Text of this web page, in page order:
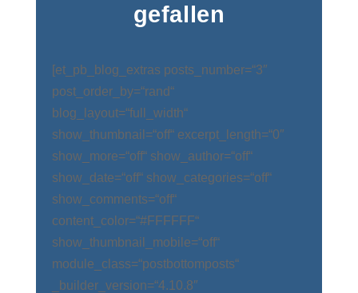
gefallen
[et_pb_blog_extras posts_number=“3″
post_order_by=“rand“
blog_layout=“full_width“
show_thumbnail=“off“ excerpt_length=“0″
show_more=“off“ show_author=“off“
show_date=“off“ show_categories=“off“
show_comments=“off“
content_color=“#FFFFFF“
show_thumbnail_mobile=“off“
module_class=“postbottomposts“
_builder_version=“4.10.8″